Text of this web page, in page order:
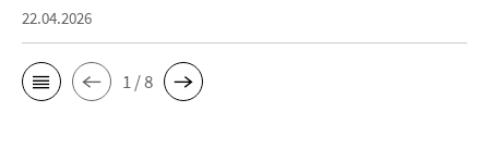
22.04.2026
1 / 8